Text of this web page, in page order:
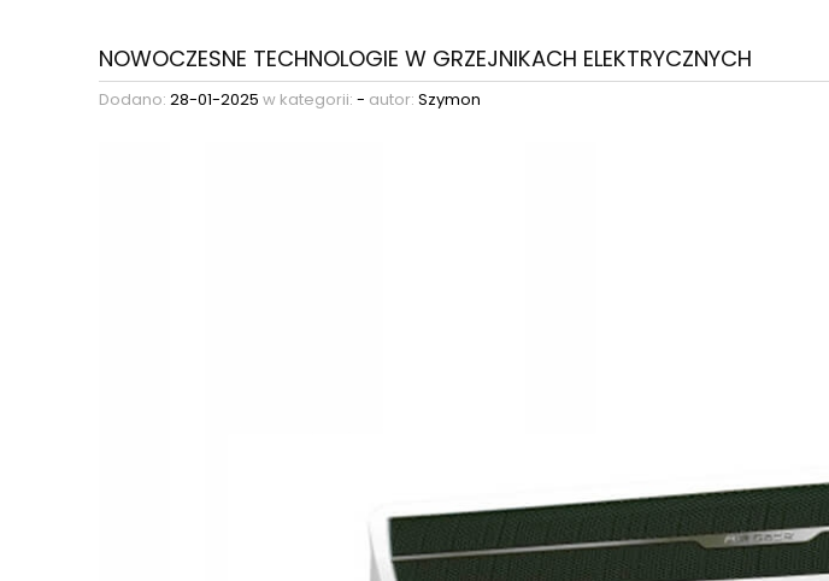
NOWOCZESNE TECHNOLOGIE W GRZEJNIKACH ELEKTRYCZNYCH
Dodano: 28-01-2025 w kategorii: - autor: Szymon